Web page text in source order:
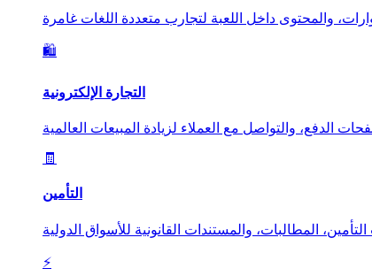
🛍️
التجارة الإلكترونية
🧾
التأمين
⚡